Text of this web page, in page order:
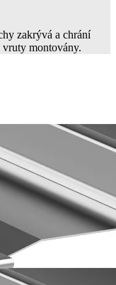
zakrývá a chrání
montovány.